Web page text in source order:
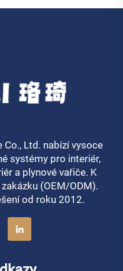
Ltd. nabízí vysoce
systémy pro interiér,
a plynové vařiče. K
(OEM/ODM).
od roku 2012.